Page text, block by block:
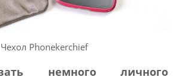
Чехол Phonekerchief
немного личного